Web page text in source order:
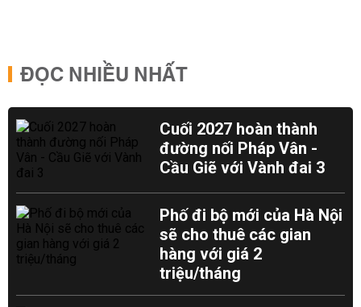
ĐỌC NHIỀU NHẤT
Cuối 2027 hoàn thành
đường nối Pháp Vân -
Cầu Giẽ với Vành đai 3
Phố đi bộ mới của Hà Nội
sẽ cho thuê các gian
hàng với giá 2
triệu/tháng